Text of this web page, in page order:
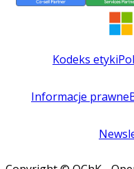
Kodeks etyki
Informacje prawne